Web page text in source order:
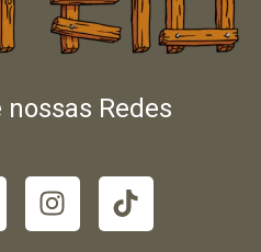
Redes